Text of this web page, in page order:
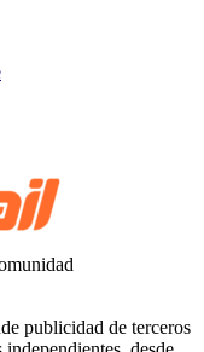
publicidad de terceros